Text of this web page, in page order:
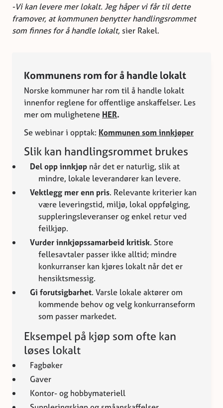
-Vi kan levere mer lokalt. Jeg håper vi får til dette
framover, at kommunen benytter handlingsrommet
som finnes for å handle lokalt,sier Rakel.
Kommunens rom for å handle lokalt
Norske kommuner har rom til å handle lokalt
innenfor reglene for offentlige anskaffelser. Les
mer om mulighetene HER.
Se webinar i opptak: Kommunen som innkjøper
Slik kan handlingsrommet brukes
Del opp innkjøp når det er naturlig, slik at
mindre, lokale leverandører kan levere.
Vektlegg mer enn pris. Relevante kriterier kan
være leveringstid, miljø, lokal oppfølging,
suppleringsleveranser og enkel retur ved
feilkjøp.
Vurder innkjøpssamarbeid kritisk. Store
fellesavtaler passer ikke alltid; mindre
konkurranser kan kjøres lokalt når det er
hensiktsmessig.
Gi forutsigbarhet. Varsle lokale aktører om
kommende behov og velg konkurranseform
som passer markedet.
Eksempel på kjøp som ofte kan
løses lokalt
Fagbøker
Gaver
Kontor- og hobbymateriell